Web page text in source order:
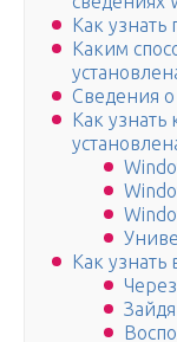
Как
Каким
Сведения о
Как узнать
Как